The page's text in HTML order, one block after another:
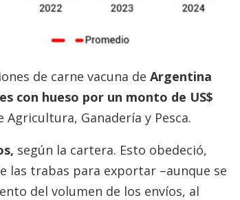
de carne vacuna de Argentina
con hueso por un monto de US$
Ganadería y Pesca.
según la cartera. Esto obedeció,
las trabas para exportar –aunque se
del volumen de los envíos, al